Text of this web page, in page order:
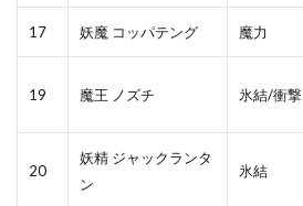
17 妖魔 コッパテング 魔力
19 魔王 ノズチ 氷結/衝撃
20
妖精 ジャックランタ
ン
氷結